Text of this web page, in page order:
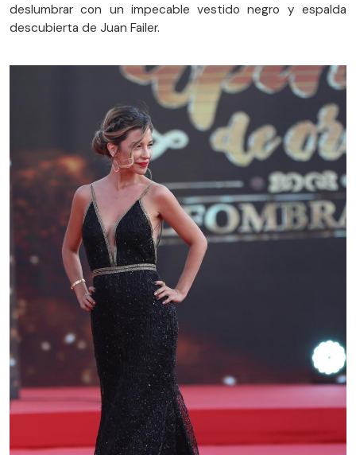
deslumbrar con un impecable vestido negro y espalda
descubierta de Juan Failer.